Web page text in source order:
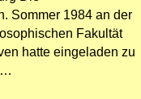
Sommer 1984 an der
Fakultät
hatte eingeladen zu
…